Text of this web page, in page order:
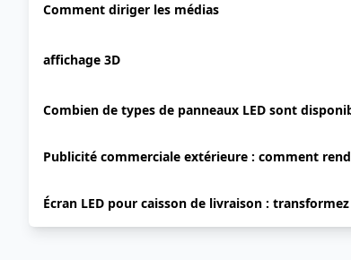
Comment diriger les médias
affichage 3D
Combien de types de panneaux LED sont
Publicité commerciale extérieure : comment
Écran LED pour caisson de livraison :